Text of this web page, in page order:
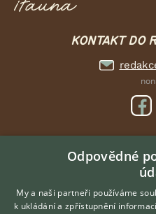
KONTAKT DO
Odpovědné
My a naši partneři používáme
k ukládání a zpřístupnění